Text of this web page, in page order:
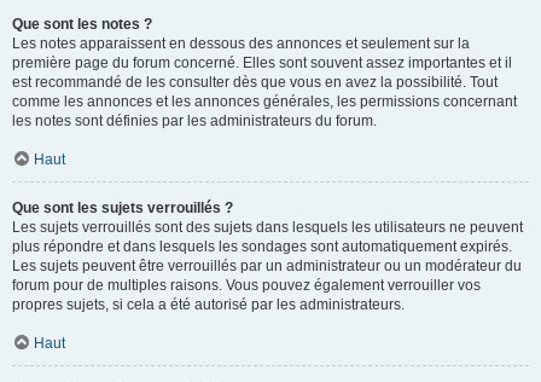
Que sont les notes ?
Les notes apparaissent en dessous des annonces et seulement sur la
première page du forum concerné. Elles sont souvent assez importantes et il
est recommandé de les consulter dès que vous en avez la possibilité. Tout
comme les annonces et les annonces générales, les permissions concernant
les notes sont définies par les administrateurs du forum.
Haut
Que sont les sujets verrouillés ?
Les sujets verrouillés sont des sujets dans lesquels les utilisateurs ne peuvent
plus répondre et dans lesquels les sondages sont automatiquement expirés.
Les sujets peuvent être verrouillés par un administrateur ou un modérateur du
forum pour de multiples raisons. Vous pouvez également verrouiller vos
propres sujets, si cela a été autorisé par les administrateurs.
Haut